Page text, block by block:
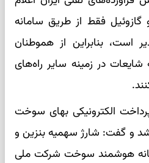
فقط از طریق سامانه
است، بنابراین از هموطنان
در زمینه سایر راه‌های
الکترونیکی بهای سوخت
شد و گفت: شارژ سهمیه بنزین و
هوشمند سوخت شرکت ملی